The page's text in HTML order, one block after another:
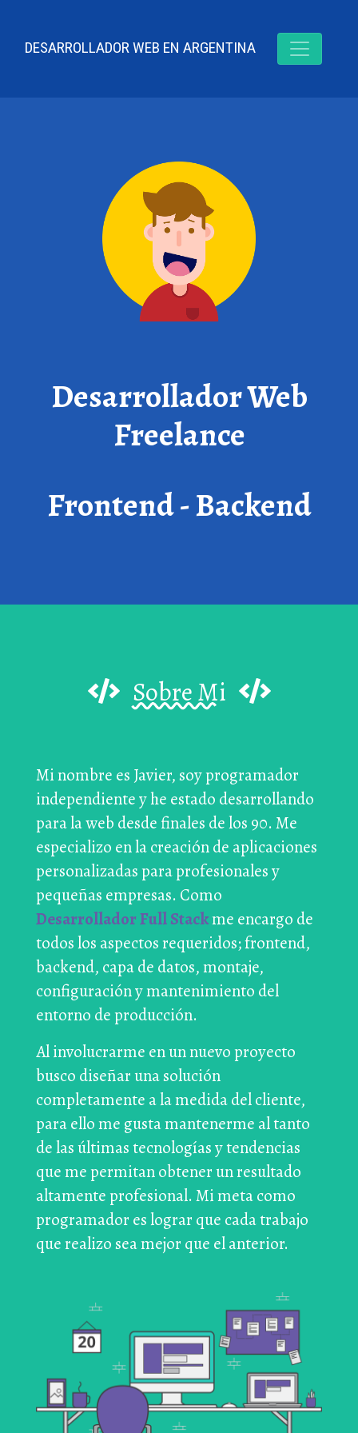
DESARROLLADOR WEB EN ARGENTINA
Desarrollador Web
Freelance
Frontend - Backend
Sobre Mi
Mi nombre es Javier, soy programador
independiente y he estado desarrollando
para la web desde finales de los 90. Me
especializo en la creación de aplicaciones
personalizadas para profesionales y
pequeñas empresas. Como
Desarrollador Full Stackme encargo de
todos los aspectos requeridos; frontend,
backend, capa de datos, montaje,
configuración y mantenimiento del
entorno de producción.
Al involucrarme en un nuevo proyecto
busco diseñar una solución
completamente a la medida del cliente,
para ello me gusta mantenerme al tanto
de las últimas tecnologías y tendencias
que me permitan obtener un resultado
altamente profesional. Mi meta como
programador es lograr que cada trabajo
que realizo sea mejor que el anterior.